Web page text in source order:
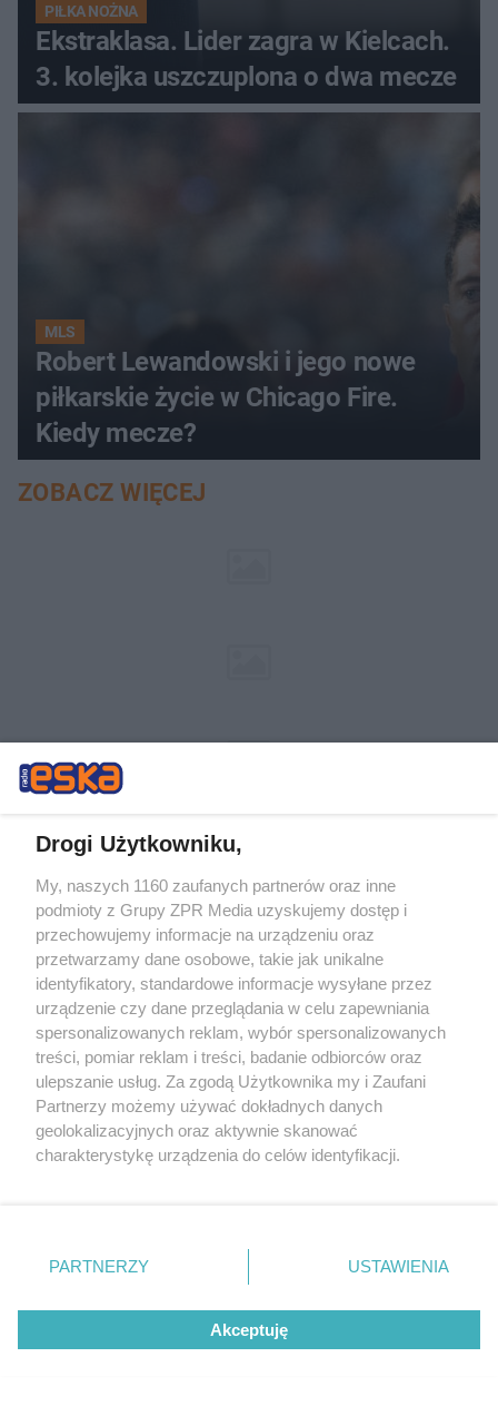
PIŁKA NOŻNA
Ekstraklasa. Lider zagra w Kielcach.
3. kolejka uszczuplona o dwa mecze
MLS
Robert Lewandowski i jego nowe
piłkarskie życie w Chicago Fire.
Kiedy mecze?
ZOBACZ WIĘCEJ
Żaden utwór zamieszczony w serwisie nie może być powielany i
rozpowszechniany lub dalej rozpowszechniany w jakikolwiek sposób (w
ścigane prawnie.
Drogi Użytkowniku,
My, naszych 1160 zaufanych partnerów oraz inne
podmioty z Grupy ZPR Media uzyskujemy dostęp i
przechowujemy informacje na urządzeniu oraz
przetwarzamy dane osobowe, takie jak unikalne
identyfikatory, standardowe informacje wysyłane przez
urządzenie czy dane przeglądania w celu zapewniania
spersonalizowanych reklam, wybór spersonalizowanych
treści, pomiar reklam i treści, badanie odbiorców oraz
ulepszanie usług. Za zgodą Użytkownika my i Zaufani
Partnerzy możemy używać dokładnych danych
geolokalizacyjnych oraz aktywnie skanować
charakterystykę urządzenia do celów identyfikacji.
zmienić/wycofać klikając przycisk ustawień prywatności
znajdujący się w lewym dolnym rogu strony
rodzaje przetwarzania danych nie wymagają zgody
użytkownika, ale masz prawo sprzeciwić się takiemu
przetwarzaniu. Preferencje będą miały zastosowanie tylko
PARTNERZY USTAWIENIA
Akceptuję